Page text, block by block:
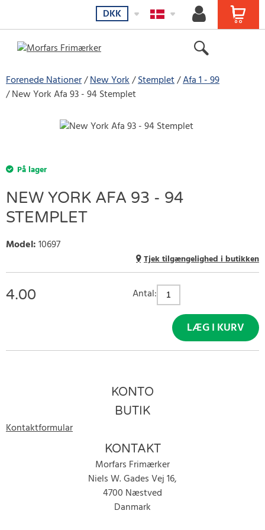
DKK
Forenede Nationer New York Stemplet Afa 1 - 99
New York Afa 93 - 94 Stemplet
På lager
NEW YORK AFA 93 - 94
STEMPLET
Model:10697
Tjek tilgængelighed i butikken
4.00 Antal:
LÆG I KURV
KONTO
BUTIK
Kontaktformular
KONTAKT
Morfars Frimærker
Niels W. Gades Vej 16,
4700 Næstved
Danmark